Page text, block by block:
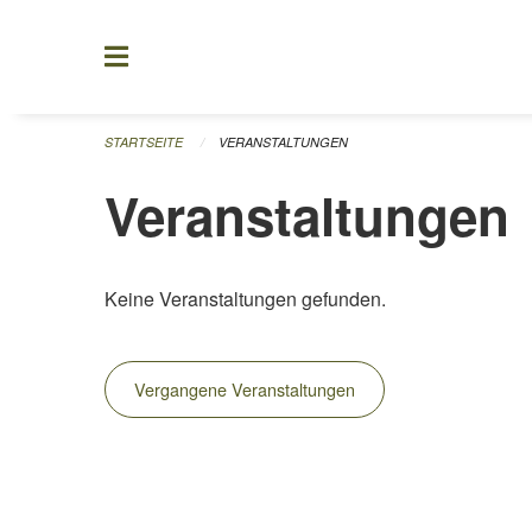
STARTSEITE VERANSTALTUNGEN
Veranstaltungen
Keine Veranstaltungen gefunden.
Vergangene Veranstaltungen